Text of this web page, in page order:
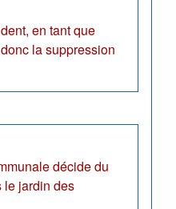
en tant que
la suppression
décide du
le jardin des